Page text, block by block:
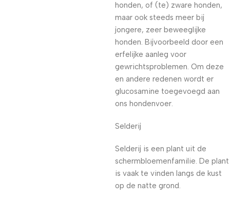
honden, of (te) zware honden,
maar ook steeds meer bij
jongere, zeer beweeglijke
honden. Bijvoorbeeld door een
erfelijke aanleg voor
gewrichtsproblemen. Om deze
en andere redenen wordt er
glucosamine toegevoegd aan
ons hondenvoer.
Selderij
Selderij is een plant uit de
schermbloemenfamilie. De plant
is vaak te vinden langs de kust
op de natte grond.